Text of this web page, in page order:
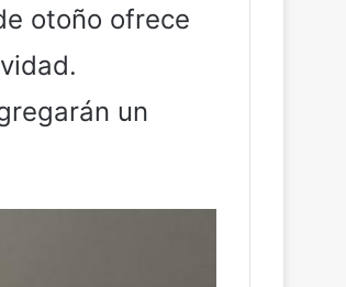
otoño ofrece
un